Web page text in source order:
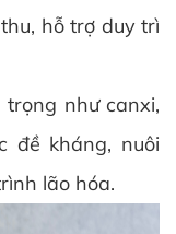
hỗ trợ duy trì
như canxi,
đề kháng, nuôi
lão hóa.